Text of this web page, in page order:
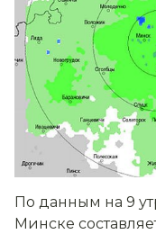
По данным на 9
Минске